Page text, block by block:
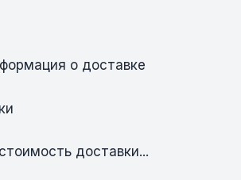
о доставке
доставки...